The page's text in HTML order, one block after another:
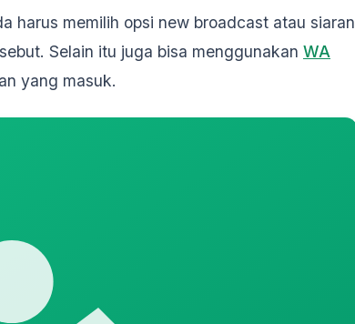
harus memilih opsi new broadcast atau siaran
Selain itu juga bisa menggunakan WA
yang masuk.